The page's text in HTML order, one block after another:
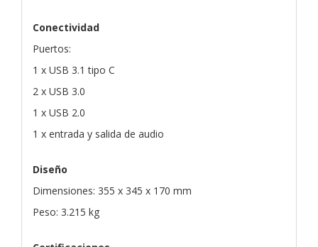
Conectividad
Puertos:
1 x USB 3.1 tipo C
2 x USB 3.0
1 x USB 2.0
1 x entrada y salida de audio
Diseño
Dimensiones: 355 x 345 x 170 mm
Peso: 3.215 kg